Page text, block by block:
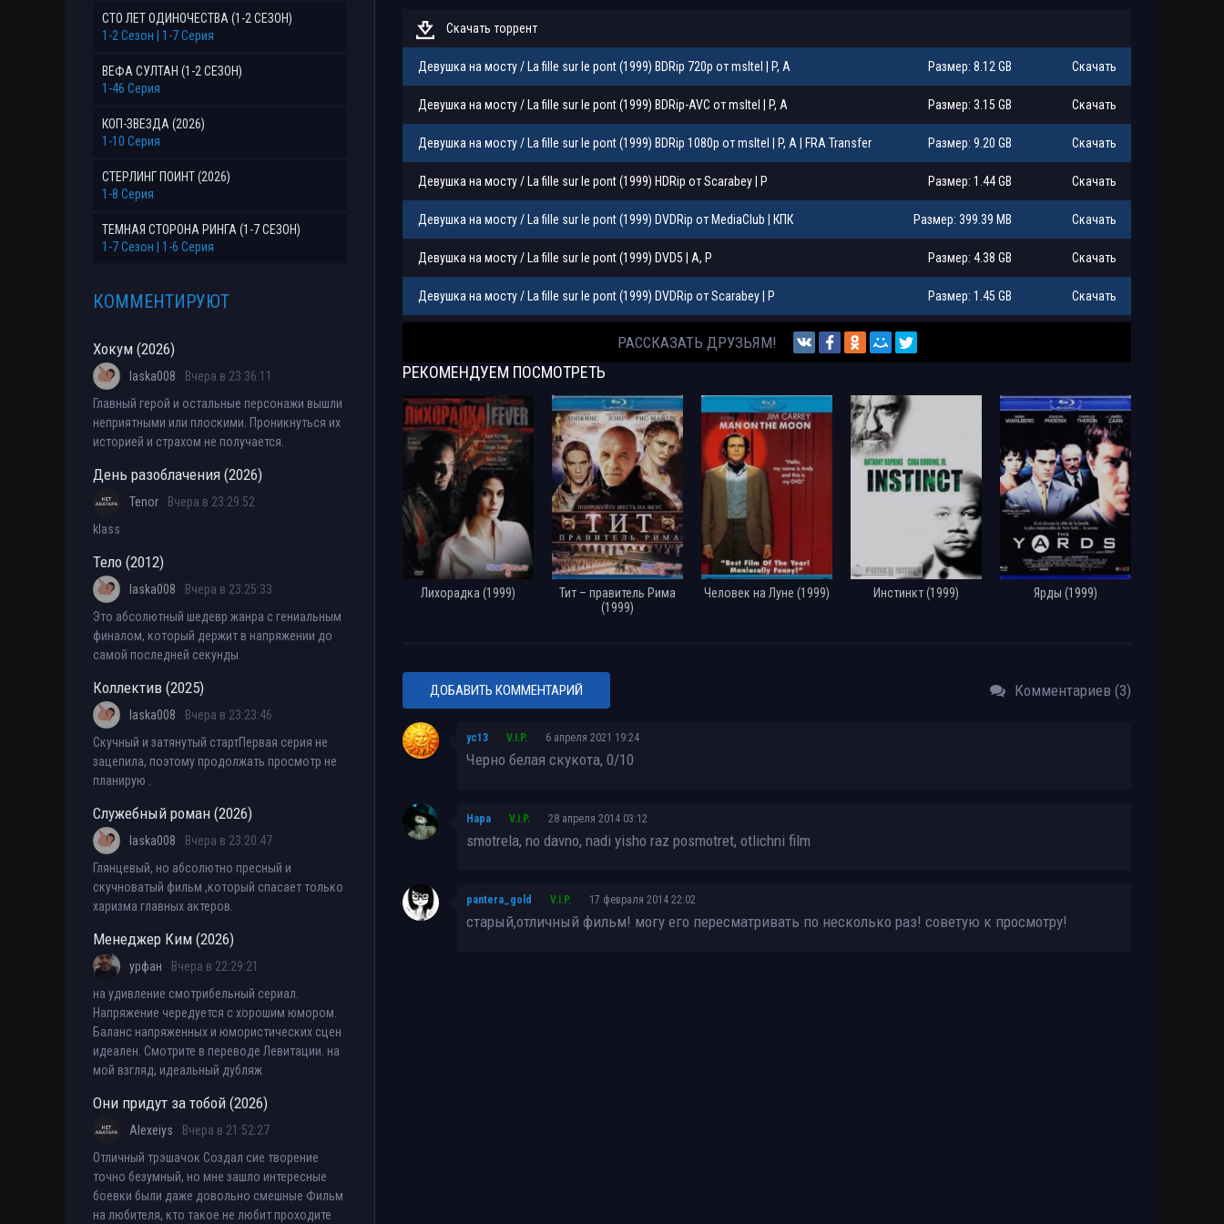
Скачать торрент
Девушка на мосту / La fille sur le pont (1999) BDRip 720p от msltel | P, A Размер: 8.12 GB Скачать
Девушка на мосту / La fille sur le pont (1999) BDRip-AVC от msltel | P, A Размер: 3.15 GB Скачать
Девушка на мосту / La fille sur le pont (1999) BDRip 1080p от msltel | P, A | FRA Transfer Размер: 9.20 GB Скачать
Девушка на мосту / La fille sur le pont (1999) HDRip от Scarabey | P Размер: 1.44 GB Скачать
Девушка на мосту / La fille sur le pont (1999) DVDRip от MediaClub | КПК Размер: 399.39 MB Скачать
Девушка на мосту / La fille sur le pont (1999) DVD5 | A, P Размер: 4.38 GB Скачать
Девушка на мосту / La fille sur le pont (1999) DVDRip от Scarabey | P Размер: 1.45 GB Скачать
Девушка на мосту / La fille sur le pont (1999) DVDRip от Scarabey | P Размер: 741.98 MB
Девушка на мосту / La fille sur le pont (1999) DVDRip
Девушка на мосту / La fille sur le pont (1999) BDRip [H.264/720p] Размер: 8.12 GB Скачать
Девушка на мосту / La fille sur le pont (1999) BDRip [H.264] Размер: 3.15 GB Скачать
Девушка на мосту / La fille sur le pont (1999) BDRip [H.264/1080p] Размер: 14.5 GB Скачать
РАССКАЗАТЬ ДРУЗЬЯМ!
РЕКОМЕНДУЕМ ПОСМОТРЕТЬ
Лихорадка (1999)
Тит – правитель Рима
(1999)
Человек на Луне (1999) Инстинкт (1999) Ярды (1999)
ДОБАВИТЬ КОММЕНТАРИЙ Комментариев (3)
yc13 V.I.P. 6 апреля 2021 19:24
Черно белая скукота, 0/10
Нара V.I.P. 28 апреля 2014 03:12
smotrela, no davno, nadi yisho raz posmotret, otlichni film
pantera_gold V.I.P. 17 февраля 2014 22:02
старый,отличный фильм! могу его пересматривать по несколько раз! советую к просмотру!
СТО ЛЕТ ОДИНОЧЕСТВА (1-2 СЕЗОН)
1-2 Сезон | 1-7 Серия
ВЕФА СУЛТАН (1-2 СЕЗОН)
1-46 Серия
КОП-ЗВЕЗДА (2026)
1-10 Серия
СТЕРЛИНГ ПОИНТ (2026)
1-8 Серия
ТЕМНАЯ СТОРОНА РИНГА (1-7 СЕЗОН)
1-7 Сезон | 1-6 Серия
КОММЕНТИРУЮТ
Хокум (2026)
laska008
Вчера в 23:36:11
Главный герой и остальные персонажи вышли
неприятными или плоскими. Проникнуться их
историей и страхом не получается.
День разоблачения (2026)
Tenor
Вчера в 23:29:52
klass
Тело (2012)
laska008
Вчера в 23:25:33
Это абсолютный шедевр жанра с гениальным
финалом, который держит в напряжении до
самой последней секунды.
Коллектив (2025)
laska008
Вчера в 23:23:46
Скучный и затянутый стартПервая серия не
зацепила, поэтому продолжать просмотр не
планирую .
Служебный роман (2026)
laska008
Вчера в 23:20:47
Глянцевый, но абсолютно пресный и
скучноватый фильм ,который спасает только
харизма главных актеров.
Менеджер Ким (2026)
урфан
Вчера в 22:29:21
на удивление смотрибельный сериал.
Напряжение чередуется с хорошим юмором.
Баланс напряженных и юмористических сцен
идеален. Смотрите в переводе Левитации. на
мой взгляд, идеальный дубляж
Они придут за тобой (2026)
Alexeiys
Вчера в 21:52:27
Отличный трэшачок Создал сие творение
точно безумный, но мне зашло интересные
боевки были даже довольно смешные Фильм
на любителя, кто такое не любит проходите